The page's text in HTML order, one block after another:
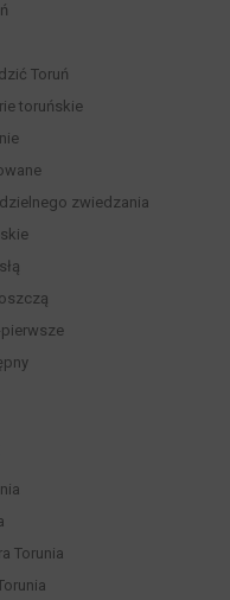
Toruń
toruńskie
zwiedzania
Torunia